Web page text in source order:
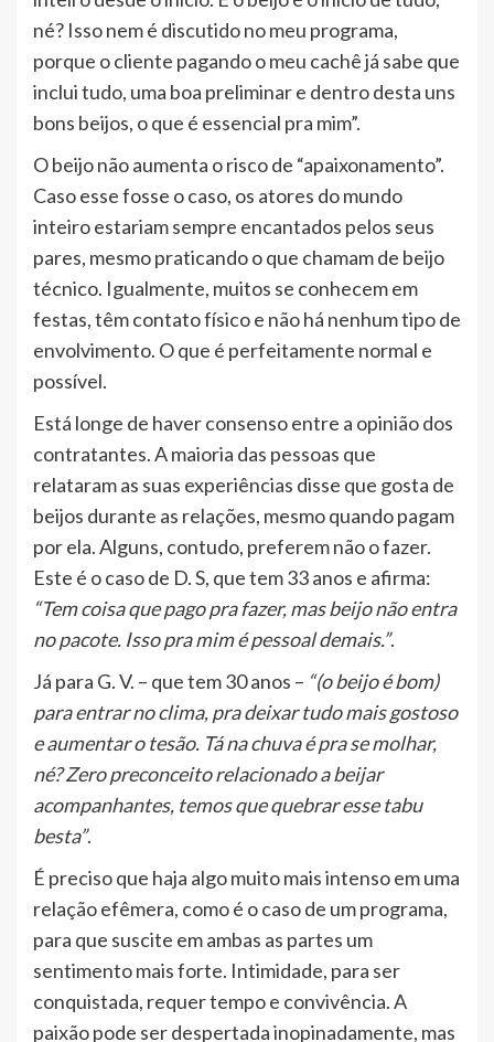
né? Isso nem é discutido no meu programa,
porque o cliente pagando o meu cachê já sabe que
inclui tudo, uma boa preliminar e dentro desta uns
bons beijos, o que é essencial pra mim”.
O beijo não aumenta o risco de “apaixonamento”.
Caso esse fosse o caso, os atores do mundo
inteiro estariam sempre encantados pelos seus
pares, mesmo praticando o que chamam de beijo
técnico. Igualmente, muitos se conhecem em
festas, têm contato físico e não há nenhum tipo de
envolvimento. O que é perfeitamente normal e
possível.
Está longe de haver consenso entre a opinião dos
contratantes. A maioria das pessoas que
relataram as suas experiências disse que gosta de
beijos durante as relações, mesmo quando pagam
por ela. Alguns, contudo, preferem não o fazer.
Este é o caso de D. S, que tem 33 anos e afirma:
“Tem coisa que pago pra fazer, mas beijo não entra
no pacote. Isso pra mim é pessoal demais.”.
Já para G. V. – que tem 30 anos – “(o beijo é bom)
para entrar no clima, pra deixar tudo mais gostoso
e aumentar o tesão. Tá na chuva é pra se molhar,
né? Zero preconceito relacionado a beijar
acompanhantes, temos que quebrar esse tabu
besta”.
É preciso que haja algo muito mais intenso em uma
relação efêmera, como é o caso de um programa,
para que suscite em ambas as partes um
sentimento mais forte. Intimidade, para ser
conquistada, requer tempo e convivência. A
paixão pode ser despertada inopinadamente, mas